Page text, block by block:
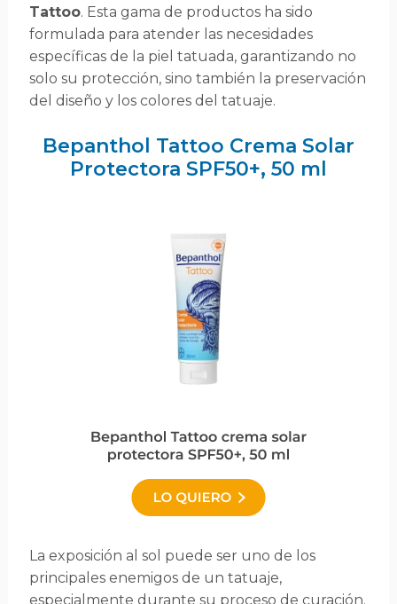
Tattoo. Esta gama de productos ha sido
formulada para atender las necesidades
específicas de la piel tatuada, garantizando no
solo su protección, sino también la preservación
del diseño y los colores del tatuaje.
Bepanthol Tattoo Crema Solar
Protectora SPF50+, 50 ml
La exposición al sol puede ser uno de los
principales enemigos de un tatuaje,
especialmente durante su proceso de curación.